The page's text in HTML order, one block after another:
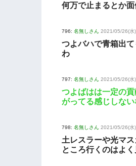
何万で止まるとか
796: 名無しさん 2021/05/26(水
つよバハで青箱出
わ
797: 名無しさん 2021/05/26(水
つよばはは一定の
がってる感じしない
798: 名無しさん 2021/05/26(水
土レスラーや光マ
ところ行くのはよく